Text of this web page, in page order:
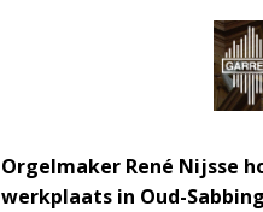
Orgelmaker René Nijsse
werkplaats in Oud-